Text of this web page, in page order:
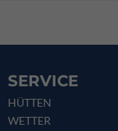
SERVICE
HÜTTEN
WETTER